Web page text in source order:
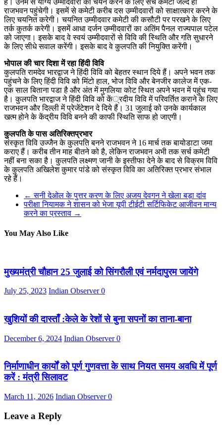
हैं। उनमें से योग्य उम्मीदवारों का चयन करने के लिए सर्च कमेटी जल्द ही
राजभवन पहुंचेगी। इसमें से कमेटी करीब दस उम्मीदवारों को साक्षात्कार करने के
लिए चयनित करेगी। चयनित उम्मीदवार कमेटी की कसौटी पर परखने के लिए
तर्क कुतर्क करेगी। इसमें आधा दर्जन उम्मीदवारों का अतिंम पैनल राज्यपाल पटेल
को जाएगा। इसके बाद वे स्वयं उम्मीदवारों से विवि की स्थिति और गति सुधारने
के लिए सीधे सवाल करेंगी। इसके बाद वे कुलपति की नियुक्ति करेंगी।
भोपाल की चार दिशा में रहा हिंदी विवि
कुलपति रामदेव भारद्वाज ने हिंदी विवि को बेहतर स्थान दिये हैं। अपने भवन तक
पहुंचने के लिए हिंदी विवि को मिंटो हाल, भोज विवि और बेनजीर कालेज में एक-
एक साल बिताना पडा है और अंत में मुगलिया कोट स्थित अपने भवन में पहुंच गया
है। कुलपति भारद्वाज ने हिंदी विवि को कें्रदीय विवि में परिवर्तित कराने के लिए
राजभवन और दिल्ली में प्रेजेंटेशन दे दिये हैं। 31 जुलाई को उनके कार्यकाल
खत्म होने के केंद्रीय विवि बनने की काफी स्थिति साफ हो जाएगी।
कुलपति के पास अतिरिक्तप्रभार
संस्कृत विवि उज्जैन के कुलपति बनने राजभवन ने 16 मार्च तक बायोडाटा जमा
कराए हैं। करीब तीन माह बीतने को है, लेकिन राजभवन अभी तक सर्च कमेटी
नहीं बना सका है। कुलपति लक्ष्मण जानी के इस्तीफा देने के बाद से विक्रम विवि
के कुलपति अखिलेश कुमार पांडे को संस्कृत विवि का अतिरिक्त प्रभार संभाल
रहे हैं।
← सनी देओल के पुत्तर करण के लिए अजय देवगन ने खेला बड़ा दांव
परीक्षा नियामक ने शासन को भेजा यूपी टीईटी सर्टिफिकेट आजीवन मान्य
करने का प्रस्ताव →
You May Also Like
मुख्यमंत्री चौहान 25 जुलाई को सिंगरौली एवं नर्मदापुरम जायेंगे
July 25, 2023 Indian Observer0
खुशियों की दास्ताँ :केले के रेशों से बुना सपनों का ताना-बाना
December 6, 2024 Indian Observer0
निर्माणाधीन कार्यों को पूर्ण गुणवत्ता के साथ नियत समय अवधि में पूर्ण
करें : मंत्री सिलावट
March 11, 2026 Indian Observer0
Leave a Reply